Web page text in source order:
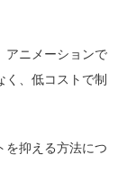
アニメーションで
く、低コストで制
を抑える方法につ